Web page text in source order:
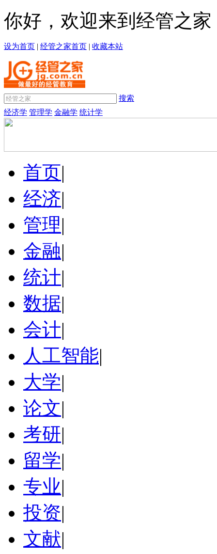
你好，欢迎来到经管之家
设为首页 | 经管之家首页 | 收藏本站
搜索
经济学 管理学 金融学 统计学
首页|
经济|
管理|
金融|
统计|
数据|
会计|
人工智能|
大学|
论文|
考研|
留学|
专业|
投资|
文献|